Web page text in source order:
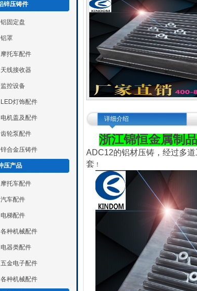
锌压铸件
铝固定盘
铝罩
摩托车配件
天线接收器
监控设备
LED灯饰配件
电机盖及配件
齿轮泵配件
锌合金压铸件
压产品
摩托车配件
汽车配件
电梯配件
各种机械配件
电器类配件
五金电子配件
各种机械配件
详细介绍
浙江锦恒金属制
ADC12的铝材压铸，经过多
套 ！